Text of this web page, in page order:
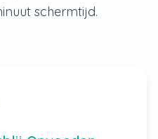
schermtijd.